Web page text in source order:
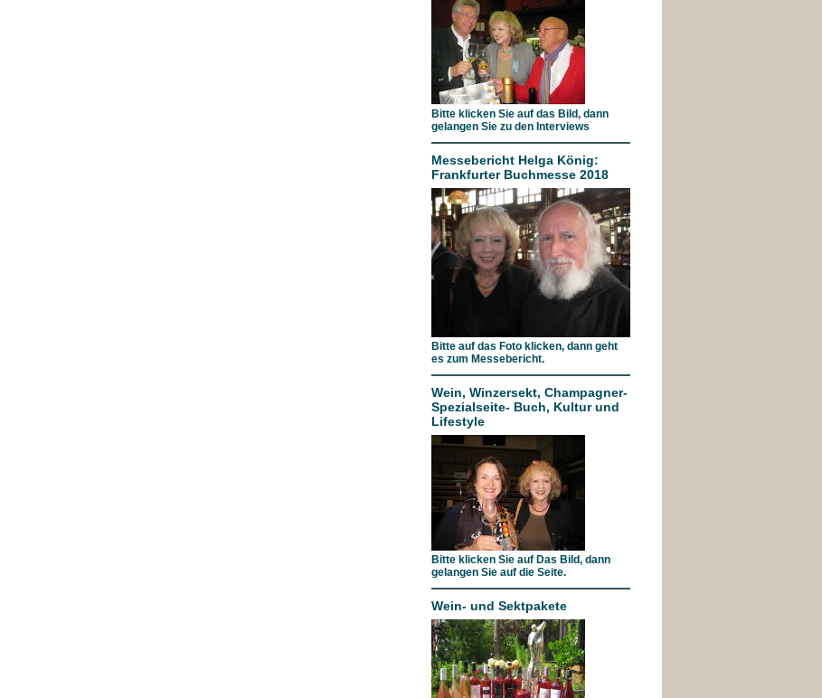
Bitte klicken Sie auf das Bild, dann
gelangen Sie zu den Interviews
Messebericht Helga König:
Frankfurter Buchmesse 2018
Bitte auf das Foto klicken, dann geht
es zum Messebericht.
Wein, Winzersekt, Champagner-
Spezialseite- Buch, Kultur und
Lifestyle
Bitte klicken Sie auf Das Bild, dann
gelangen Sie auf die Seite.
Wein- und Sektpakete